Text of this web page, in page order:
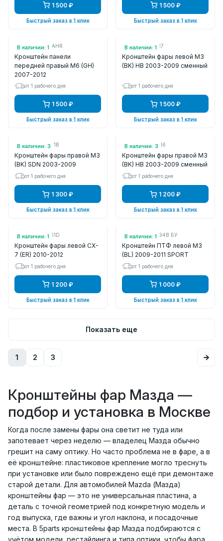
1 500 ₽
Быстрый заказ в 1 клик
1 500 ₽
Быстрый заказ в 1 клик
В наличии: 1
Арт.: MZH1076AHR
Кронштейн панели
передней правый M6 (GH)
2007-2012
от 1 рабочего дня
1 500 ₽
Быстрый заказ в 1 клик
В наличии: 1
Арт.: BPYK510B7
Кронштейн фары левой M3
(BK) HB 2003-2009 сменный
от 1 рабочего дня
1 500 ₽
Быстрый заказ в 1 клик
В наличии: 3
Арт.: BN8V50151B
Кронштейн фары правой M3
(BK) SDN 2003-2009
от 1 рабочего дня
1 300 ₽
Быстрый заказ в 1 клик
В наличии: 3
Арт.: BPYM510H6
Кронштейн фары правой M3
(BK) HB 2003-2009 сменный
от 1 рабочего дня
1 200 ₽
Быстрый заказ в 1 клик
В наличии: 1
Арт.: EH4450161D
Кронштейн фары левой CX-
7 (ER) 2010-2012
от 1 рабочего дня
1 200 ₽
Быстрый заказ в 1 клик
В наличии: 1
Арт.: BDG851694B БУ
Кронштейн ПТФ левой M3
(BL) 2009-2011 SPORT
от 1 рабочего дня
1 000 ₽
Быстрый заказ в 1 клик
Показать еще
1 2 3
Кронштейны фар Мазда —
подбор и установка в Москве
Когда после замены фары она светит не туда или
запотевает через неделю — владелец Мазда обычно
грешит на саму оптику. Но часто проблема не в фаре, а в
её кронштейне: пластиковое крепление могло треснуть
при установке или было повреждено ещё при демонтаже
старой детали. Для автомобилей Mazda (Мазда)
кронштейны фар — это не универсальная пластина, а
деталь с точной геометрией под конкретную модель и
год выпуска, где важны и угол наклона, и посадочные
места. В 5parts кронштейны фар Мазда подбираются с
учётом модели, рестайлинга и типа оптики, чтобы фара